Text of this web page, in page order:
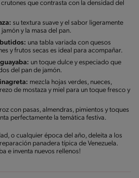
que contrasta con la densidad del
su textura suave y el sabor ligeramente
y la masa del pan.
una tabla variada con quesos
y frutos secas es ideal para acompañar.
un toque dulce y especiado que
del pan de jamón.
mezcla hojas verdes, nueces,
de mostaza y miel para un toque fresco y
con pasas, almendras, pimientos y toques
perfectamente la temática festiva.
o cualquier época del año, deleita a los
panadera típica de Venezuela.
e inventa nuevos rellenos!